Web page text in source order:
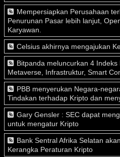
Mempersiapkan Perusahaan
Penurunan Pasar lebih lanjut,
Karyawan.
Celsius akhirnya mengajukan
Bitpanda meluncurkan 4
Metaverse, Infrastruktur, Smart
PBB menyerukan Negara-
Tindakan terhadap Kripto dan
Gary Gensler : SEC dapat
untuk mengatur Kripto
Bank Sentral Afrika Selatan
Kerangka Peraturan Kripto